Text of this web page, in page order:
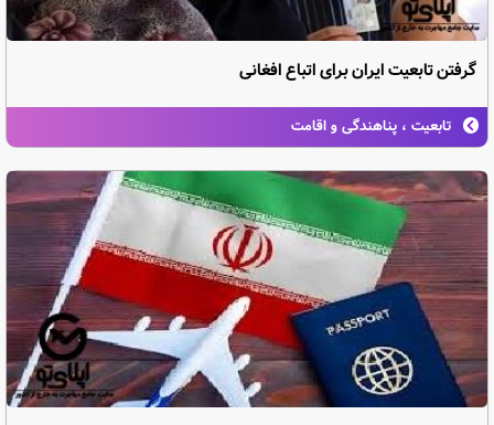
گرفتن تابعیت ایران برای اتباع افغانی
تابعیت ، پناهندگی و اقامت